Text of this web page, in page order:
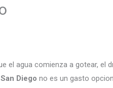
agua comienza a gotear, el
Diego no es un gasto